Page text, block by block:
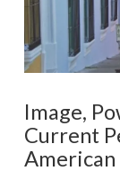
Image,
Current
American